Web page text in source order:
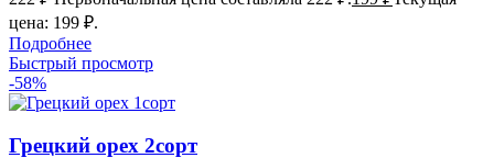
цена: 199 ₽.
Подробнее
Быстрый просмотр
-58%
Грецкий орех 2сорт